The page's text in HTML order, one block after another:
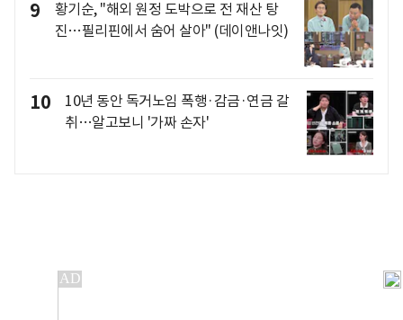
9
황기순, "해외 원정 도박으로 전 재산 탕
진…필리핀에서 숨어 살아" (데이앤나잇)
10
10년 동안 독거노임 폭행·감금·연금 갈
취…알고보니 '가짜 손자'